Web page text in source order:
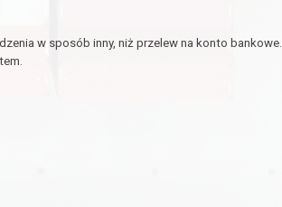
w sposób inny, niż przelew na konto bankowe.